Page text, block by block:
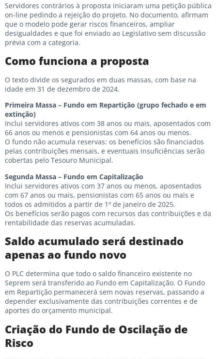
Servidores contrários à proposta iniciaram uma petição pública
on-line pedindo a rejeição do projeto. No documento, afirmam
que o modelo pode gerar riscos financeiros, ampliar
desigualdades e que foi enviado ao Legislativo sem discussão
prévia com a categoria.
Como funciona a proposta
O texto divide os segurados em duas massas, com base na
idade em 31 de dezembro de 2024.
Primeira Massa – Fundo em Repartição (grupo fechado e em
extinção)
Inclui servidores ativos com 38 anos ou mais, aposentados com
66 anos ou menos e pensionistas com 64 anos ou menos.
O fundo não acumula reservas: os benefícios são financiados
pelas contribuições mensais, e eventuais insuficiências serão
cobertas pelo Tesouro Municipal.
Segunda Massa – Fundo em Capitalização
Inclui servidores ativos com 37 anos ou menos, aposentados
com 67 anos ou mais, pensionistas com 65 anos ou mais e
todos os admitidos a partir de 1º de janeiro de 2025.
Os benefícios serão pagos com recursos das contribuições e da
rentabilidade das reservas acumuladas.
Saldo acumulado será destinado
apenas ao fundo novo
O PLC determina que todo o saldo financeiro existente no
Seprem será transferido ao Fundo em Capitalização. O Fundo
em Repartição permanecerá sem novas reservas, passando a
depender exclusivamente das contribuições correntes e de
aportes do orçamento municipal.
Criação do Fundo de Oscilação de
Risco